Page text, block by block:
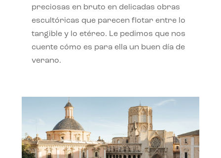
preciosas en bruto en delicadas obras
escultóricas que parecen flotar entre lo
tangible y lo etéreo. Le pedimos que nos
cuente cómo es para ella un buen día de
verano.